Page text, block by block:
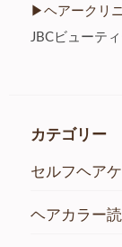
▶︎ヘアークリ
JBCビューテ
カテゴリー
セルフヘア
ヘアカラー